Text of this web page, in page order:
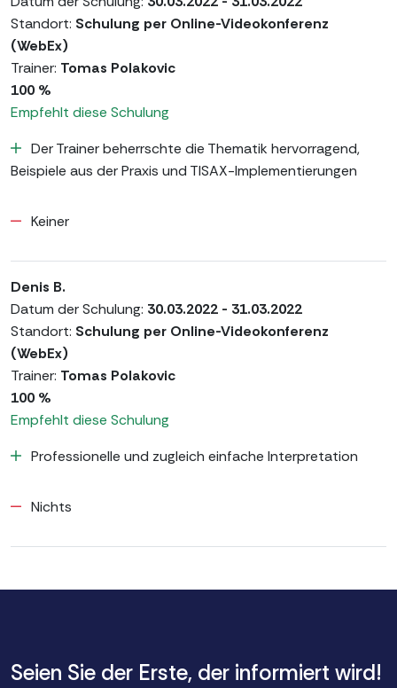
Standort: Schulung per Online-Videokonferenz
(WebEx)
Trainer: Tomas Polakovic
100 %
Empfehlt diese Schulung
Der Trainer beherrschte die Thematik hervorragend,
Beispiele aus der Praxis und TISAX-Implementierungen
Keiner
Denis B.
Datum der Schulung: 30.03.2022 - 31.03.2022
Standort: Schulung per Online-Videokonferenz
(WebEx)
Trainer: Tomas Polakovic
100 %
Empfehlt diese Schulung
Professionelle und zugleich einfache Interpretation
Nichts
Seien Sie der Erste, der informiert wird!